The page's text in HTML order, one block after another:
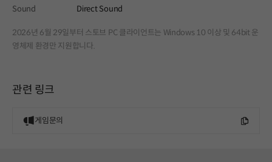
Sound
Direct Sound
2026년 6월 29일부터 스토브 PC 클라이언트는 Windows 10 이상 및 64bit 운
영체제 환경만 지원합니다.
관련 링크
게임문의